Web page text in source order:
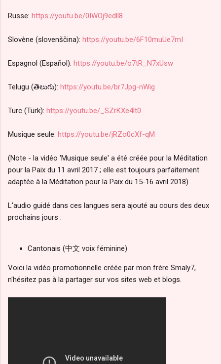
Russe: https://youtu.be/0IWOj9edll8
Slovène (slovenščina): https://youtu.be/6F10muUe7mI
Espagnol (Español): https://youtu.be/o7tR_N7xUsw
Telugu (తెలుగు): https://youtu.be/br7Jpg-nWig
Turc (Türk): https://youtu.be/_SZrKXe4lt0
Musique seule: https://youtu.be/jRZo0cXf-qM
(Note - la vidéo 'Musique seule' a été créée pour la Méditation
pour la Paix du 11 avril 2017 ; elle est toujours parfaitement
adaptée à la Méditation pour la Paix du 15-16 avril 2018).
L'audio guidé dans ces langues sera ajouté au cours des deux
prochains jours :
Cantonais (中文 voix féminine)
Voici la vidéo promotionnelle créée par mon frère Smaly7,
n'hésitez pas à la partager sur vos sites web et blogs.